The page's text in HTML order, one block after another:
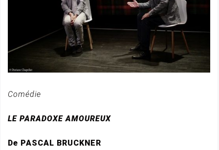
Comédie
LE PARADOXE AMOUREUX
De PASCAL BRUCKNER